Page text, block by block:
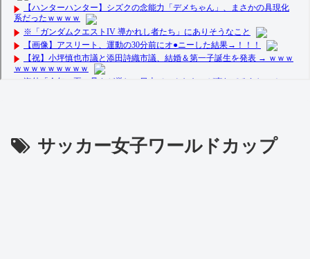
サッカー女子ワールドカップ